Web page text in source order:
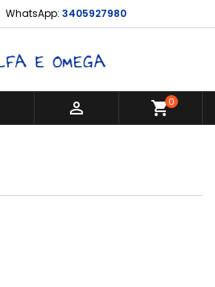
WhatsApp: 3405927980
 shopping_cart0